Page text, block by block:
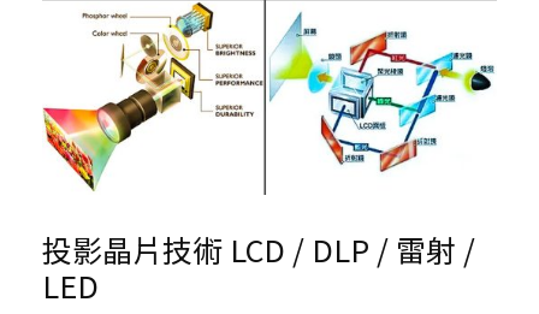
投影晶片技術 LCD / DLP / 雷射 /
LED